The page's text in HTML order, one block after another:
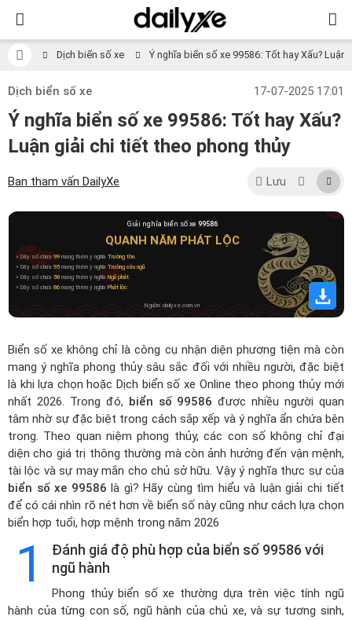
Dịch biển số xe Ý nghĩa biển số xe 99586: Tốt hay Xấu?
Dịch biển số xe 17-07-2025 17:01
Ý nghĩa biển số xe 99586: Tốt hay Xấu?
Luận giải chi tiết theo phong thủy
Ban tham vấn DailyXe Lưu
Giải nghĩa biển số xe 99586
QUANH NĂM PHÁT LỘC
» Dãy số chứa99 mang thêm ý nghĩa Trường tồn.
» Dãy số chứa 95 mang thêm ý nghĩaTrường cửu ngũ.
» Dãy số chứa 58 mang thêm ý nghĩaNgũ phát.
» Dãy số chứa 86 mang thêm ý nghĩa Phát lộc.
Nguồn: dailyxe.com.vn
Biển số xe không chỉ là công cụ nhận diện phương tiện mà còn
mang ý nghĩa phong thủy sâu sắc đối với nhiều người, đặc biệt
là khi lựa chọn hoặcDịch biển số xe Online theo phong thủy mới
nhất 2026. Trong đó, biển số 99586 được nhiều người quan
tâm nhờ sự đặc biệt trong cách sắp xếp và ý nghĩa ẩn chứa bên
trong. Theo quan niệm phong thủy, các con số không chỉ đại
diện cho giá trị thông thường mà còn ảnh hưởng đến vận mệnh,
tài lộc và sự may mắn cho chủ sở hữu. Vậy ý nghĩa thực sự của
biển số xe 99586 là gì? Hãy cùng tìm hiểu và luận giải chi tiết
để có cái nhìn rõ nét hơn về biển số này cũng như cách lựa chọn
biển hợp tuổi, hợp mệnh trong năm 2026
1
Đánh giá độ phù hợp của biển số 99586 với
ngũ hành
Phong thủy biển số xe thường dựa trên việc tính ngũ
hành của từng con số, ngũ hành của chủ xe, và sự tương sinh,